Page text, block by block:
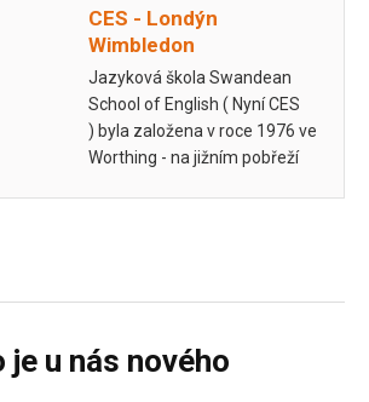
CES - Londýn
Wimbledon
Jazyková škola Swandean
School of English ( Nyní CES
) byla založena v roce 1976 ve
Worthing - na jižním pobřeží
je u nás nového